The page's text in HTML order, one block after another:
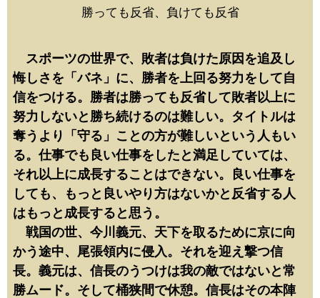
勝っても反省、負けても反省
スポーツの世界で、敗者は負けた原因を追及し
悔しさを「バネ」に、勝者を上回る努力をして自
信をつける。勝者は勝っても反省して敗者以上に
努力しないと勝ち続けるのは難しい。タイトルは
奪うより「守る」ことの方が難しいという人もい
る。仕事でも良い仕事をしたと満足していては、
それ以上に成長することはできない。良い仕事を
しても、もっと良いやり方はないかと反省する人
はもっと成長すると思う。
戦国の世、今川義元、天下を取るために京に向
かう途中、尾張領内に侵入。それを迎え撃つ信
長。義元は、信長のうつけは我の敵ではないと常
勝ムード。そして桶狭間で休憩。信長はその本陣